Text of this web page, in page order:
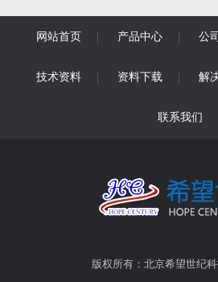
网站首页 产品中心 公
技术资料 资料下载 解
联系我们
版权所有：北京希望世纪